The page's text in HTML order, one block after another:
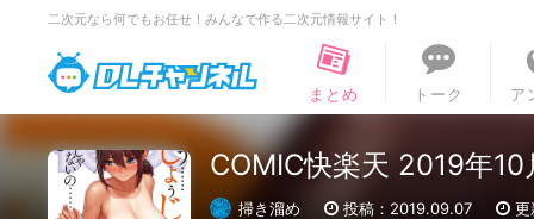
二次元なら何でもお任せ！みんなで作る二次元情報サイト！
DLチャンネル
まとめ
トーク ア
COMIC快楽天 2019年10
掃き溜め 投稿：2019.09.07